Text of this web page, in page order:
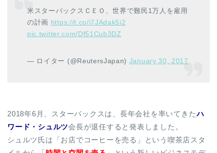
米スターバックスＣＥＯ、世界で難民1万人を雇用
の計画 https://t.co/i7JAdak5i2
pic.twitter.com/Df51Cub3DZ
— ロイター (@ReutersJapan) January 30, 2017
2018年6月、スターバックスは、長年会社を率いてきたハ
ワード・シュルツ会長が退任すると発表しました。
シュルツ氏は「お店でコーヒーを売る」という喫茶店スタ